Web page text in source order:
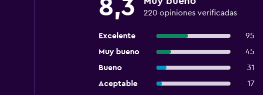
8,3 220 opiniones verificadas
Excelente
95
Muy bueno
45
Bueno
31
Aceptable
17